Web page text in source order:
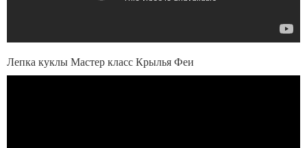
Лепка куклы Мастер класс Крылья Феи